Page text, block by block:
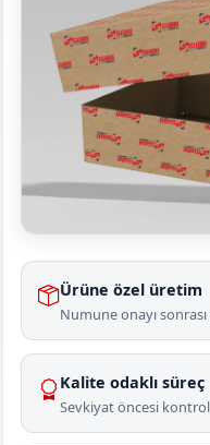
Ürüne özel üretim
Numune onayı
Kalite odaklı süreç
Sevkiyat öncesi kontrol